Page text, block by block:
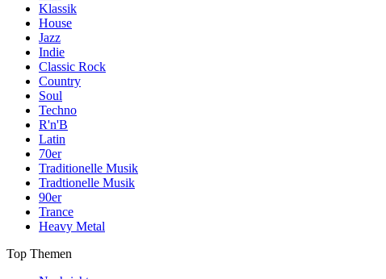
Klassik
House
Jazz
Indie
Classic Rock
Country
Soul
Techno
R'n'B
Latin
70er
Traditionelle Musik
Tradtionelle Musik
90er
Trance
Heavy Metal
Top Themen